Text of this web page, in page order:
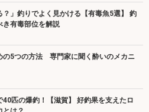
？」釣りでよく見かける【有毒魚5選】 釣
き有毒部位を解説
の5つの方法 専門家に聞く酔いのメカニ
40匹の爆釣！【滋賀】 好釣果を支えたロ